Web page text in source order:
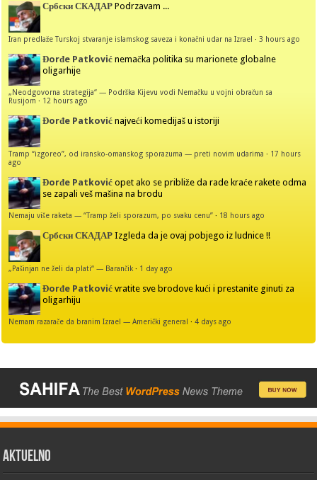
Србски СКАДАР Podrzavam ...
Iran predlaže Turskoj stvaranje islamskog saveza i konačni udar na Izrael ·3 hours ago
Đorđe Patković nemačka politika su marionete globalne
oligarhije
„Neodgovorna strategija“ — Podrška Kijevu vodi Nemačku u vojni obračun sa
Rusijom · 12 hours ago
Đorđe Patković najveći komedijaš u istoriji
Tramp “izgoreo”, od iransko-omanskog sporazuma — preti novim udarima · 17 hours
ago
Đorđe Patković opet ako se približe da rade kraće rakete odma
se zapali veš mašina na brodu
Nemaju više raketa — “Tramp želi sporazum, po svaku cenu” · 18 hours ago
Србски СКАДАР Izgleda da je ovaj pobjego iz ludnice !!
„Pašinjan ne želi da plati“ — Barančik · 1 day ago
Đorđe Patković vratite sve brodove kući i prestanite ginuti za
oligarhiju
Nemam razarače da branim Izrael — Američki general ·4 days ago
AKTUELNO